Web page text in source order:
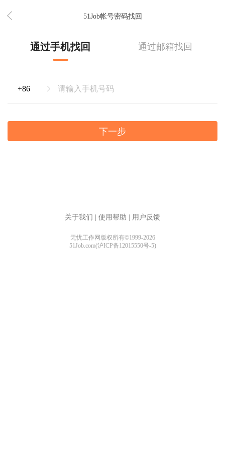
51Job帐号密码找回
通过手机找回 通过邮箱找回
下一步
关于我们 使用帮助 用户反馈
无忧工作网版权所有©1999-2026
51Job.com(沪ICP备12015550号-5)